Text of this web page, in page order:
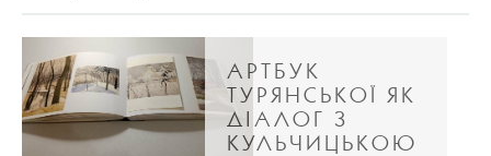
АРТБУК
ТУРЯНСЬКОЇ ЯК
ДІАЛОГ З
КУЛЬЧИЦЬКОЮ